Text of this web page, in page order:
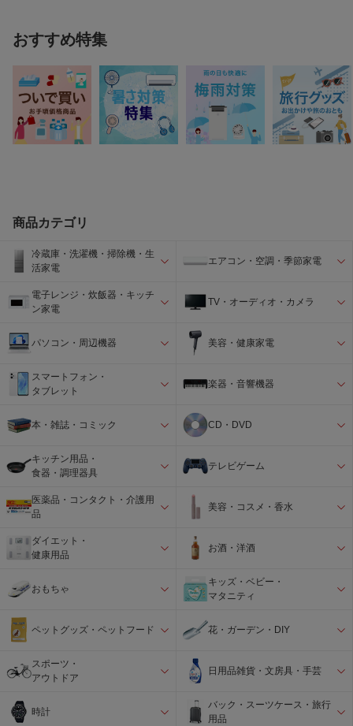
おすすめ特集
商品カテゴリ
冷蔵庫・洗濯機・掃除機・生
活家電
エアコン・空調・季節家電
電子レンジ・炊飯器・キッチ
ン家電
TV・オーディオ・カメラ
パソコン・周辺機器 美容・健康家電
スマートフォン・
タブレット
楽器・音響機器
本・雑誌・コミック CD・DVD
キッチン用品・
食器・調理器具
テレビゲーム
医薬品・コンタクト・介護用
品
美容・コスメ・香水
ダイエット・
健康用品
お酒・洋酒
おもちゃ
キッズ・ベビー・
マタニティ
ペットグッズ・ペットフード 花・ガーデン・DIY
スポーツ・
アウトドア
日用品雑貨・文房具・手芸
時計
バック・スーツケース・旅行
用品